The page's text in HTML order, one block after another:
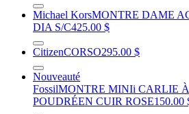
Michael KorsMONTRE DAME
DIA S/C425.00 $
CitizenCORSO295.00 $
Nouveauté
FossilMONTRE MINIi CARLIE
POUDRÉEN CUIR ROSE150.00